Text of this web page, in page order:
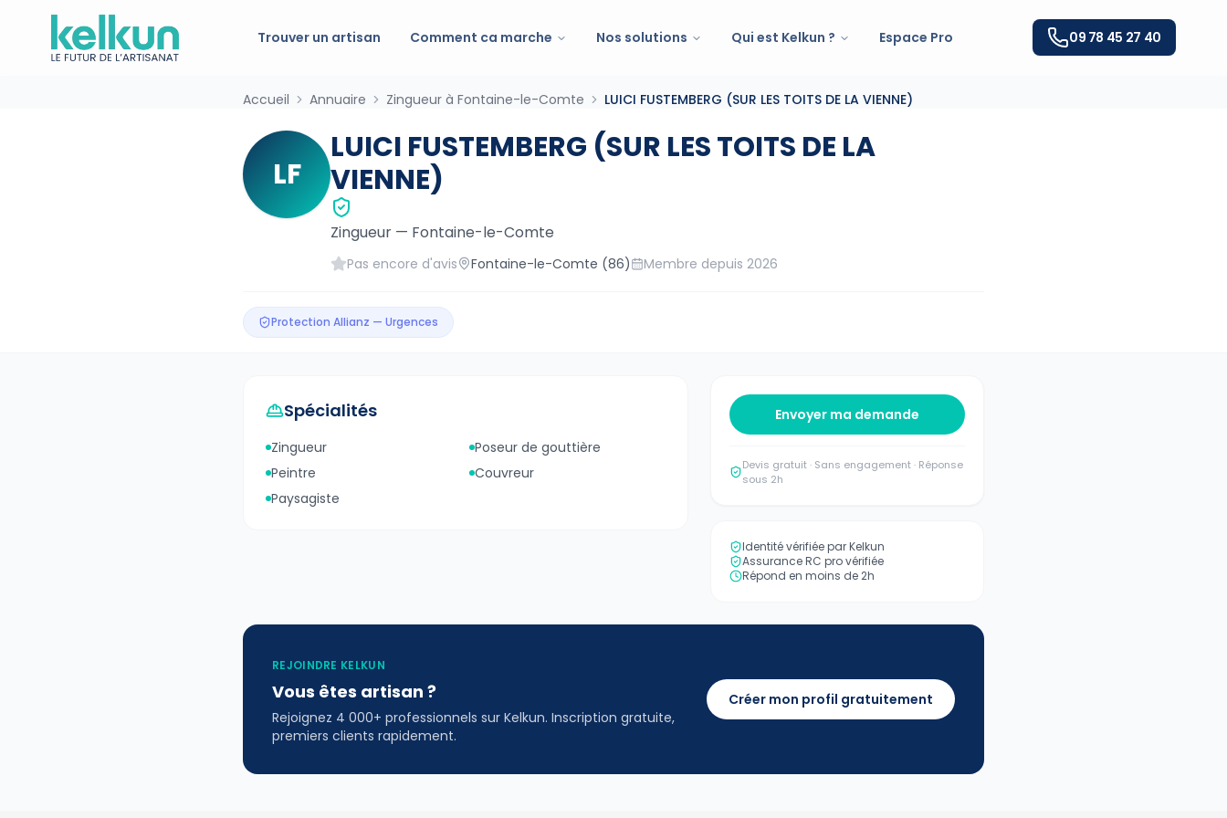
Trouver un artisan Comment ca marche Nos solutions Qui est Kelkun ? Espace Pro 09 78 45 27 40
Accueil Annuaire Zingueur à Fontaine-le-Comte LUICI FUSTEMBERG (SUR LES TOITS DE LA VIENNE)
LF
LUICI FUSTEMBERG (SUR LES TOITS DE LA
VIENNE)
Zingueur — Fontaine-le-Comte
Pas encore d'avis Fontaine-le-Comte (86) Membre depuis 2026
Protection Allianz — Urgences
Spécialités
Zingueur
Poseur de gouttière
Peintre
Couvreur
Paysagiste
Envoyer ma demande
Devis gratuit · Sans engagement · Réponse
sous 2h
Identité vérifiée par Kelkun
Assurance RC pro vérifiée
Répond en moins de 2h
REJOINDRE KELKUN
Vous êtes artisan ?
Rejoignez 4 000+ professionnels sur Kelkun. Inscription gratuite,
premiers clients rapidement.
Créer mon profil gratuitement